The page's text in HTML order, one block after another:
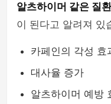
알츠하이머 같은 질
이 된다고 알려져 있
카페인의 각성 효
대사율 증가
알츠하이머 예방